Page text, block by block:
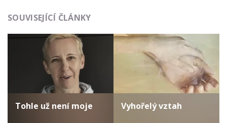
SOUVISEJÍCÍ ČLÁNKY
Tohle už není moje Vyhořelý vztah